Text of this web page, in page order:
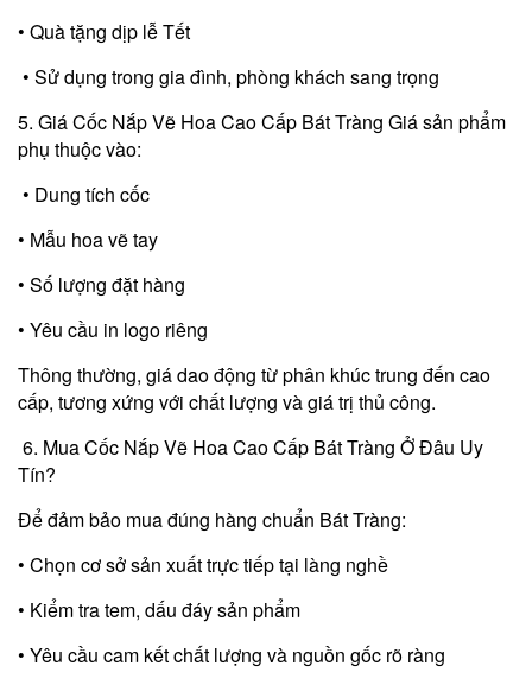
• Quà tặng dịp lễ Tết
• Sử dụng trong gia đình, phòng khách sang trọng
5. Giá Cốc Nắp Vẽ Hoa Cao Cấp Bát Tràng Giá sản phẩm
phụ thuộc vào:
• Dung tích cốc
• Mẫu hoa vẽ tay
• Số lượng đặt hàng
• Yêu cầu in logo riêng
Thông thường, giá dao động từ phân khúc trung đến cao
cấp, tương xứng với chất lượng và giá trị thủ công.
6. Mua Cốc Nắp Vẽ Hoa Cao Cấp Bát Tràng Ở Đâu Uy
Tín?
Để đảm bảo mua đúng hàng chuẩn Bát Tràng:
• Chọn cơ sở sản xuất trực tiếp tại làng nghề
• Kiểm tra tem, dấu đáy sản phẩm
• Yêu cầu cam kết chất lượng và nguồn gốc rõ ràng